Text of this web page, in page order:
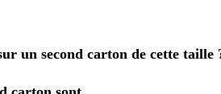
un second carton de cette taille